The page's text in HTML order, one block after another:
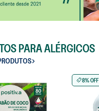
PARA ALÉRGICOS
8% OFF